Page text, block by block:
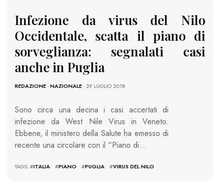
Infezione da virus del Nilo
Occidentale, scatta il piano di
sorveglianza: segnalati casi
anche in Puglia
REDAZIONE-NAZIONALE- 29 LUGLIO 2018
Sono circa una decina i casi accertati di
infezione da West Nile Virus in Veneto.
Ebbene, il ministero della Salute ha emesso di
recente una circolare con il “Piano di…
TAGS: #ITALIA #PIANO #PUGLIA #VIRUS DEL NILO